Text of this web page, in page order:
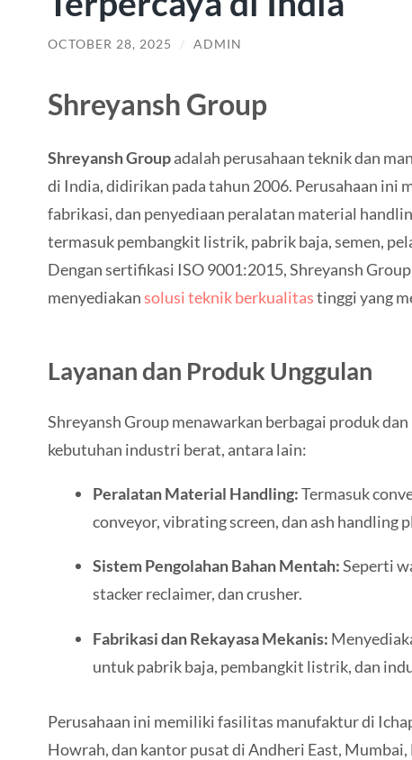
OCTOBER 28, 2025 / ADMIN
Shreyansh Group
Shreyansh Groupadalah perusahaan teknik dan
di India, didirikan pada tahun 2006. Perusahaan ini
fabrikasi, dan penyediaan peralatan material
termasuk pembangkit listrik, pabrik baja, semen,
Dengan sertifikasi ISO 9001:2015, Shreyansh
menyediakansolusi teknik berkualitastinggi yang
Layanan dan Produk Unggulan
Shreyansh Group menawarkan berbagai produk
kebutuhan industri berat, antara lain:
Peralatan Material Handling:Termasuk
conveyor, vibrating screen, dan ash handling
Sistem Pengolahan Bahan Mentah:Seperti
stacker reclaimer, dan crusher.
Fabrikasi dan Rekayasa Mekanis:
untuk pabrik baja, pembangkit listrik, dan
Perusahaan ini memiliki fasilitas manufaktur di
Howrah, dan kantor pusat di Andheri East,